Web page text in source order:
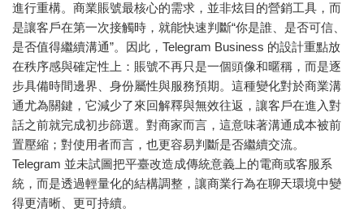
進行重構。商業賬號最核心的需求，並非炫目的營銷工具，而
是讓客戶在第一次接觸時，就能快速判斷“你是誰、是否可信、
是否值得繼續溝通”。因此，Telegram Business 的設計重點放
在秩序感與確定性上：賬號不再只是一個頭像和暱稱，而是逐
步具備時間邊界、身份屬性與服務預期。這種變化對於商業溝
通尤為關鍵，它減少了來回解釋與無效往返，讓客戶在進入對
話之前就完成初步篩選。對商家而言，這意味著溝通成本被前
置壓縮；對使用者而言，也更容易判斷是否繼續交流。
Telegram 並未試圖把平臺改造成傳統意義上的電商或客服系
統，而是透過輕量化的結構調整，讓商業行為在聊天環境中變
得更清晰、更可持續。